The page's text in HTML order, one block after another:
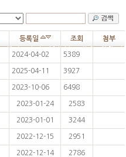
등록일 조회 첨부
2024-04-02 5389
2025-04-11 3927
2023-10-06 6498
2023-01-24 2583
2023-01-01 3244
2022-12-15 2951
2022-12-14 2786